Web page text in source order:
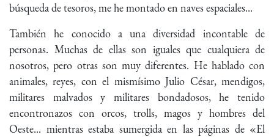
búsqueda de tesoros, me he montado en naves espaciales...
También he conocido a una diversidad incontable de
personas. Muchas de ellas son iguales que cualquiera de
nosotros, pero otras son muy diferentes. He hablado con
animales, reyes, con el mismísimo Julio César, mendigos,
militares malvados y militares bondadosos, he tenido
encontronazos con orcos, trolls, magos y hombres del
Oeste... mientras estaba sumergida en las páginas de «El